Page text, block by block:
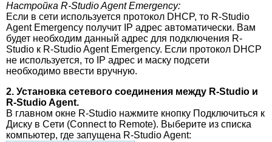
Настройка R-Studio Agent Emergency:
Если в сети используется протокол DHCP, то R-Studio
Agent Emergency получит IP адрес автоматически. Вам
будет необходим данный адрес для подключения R-
Studio к R-Studio Agent Emergency. Если протокол DHCP
не используется, то IP адрес и маску подсети
необходимо ввести вручную.
2. Установка сетевого соединения между R-Studio и
R-Studio Agent.
В главном окне R-Studio нажмите кнопку Подключиться к
Диску в Сети (Connect to Remote). Выберите из списка
компьютер, где запущена R-Studio Agent: